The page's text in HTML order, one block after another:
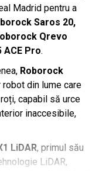
Madrid pentru a
Saros 20,
Qrevo
ACE Pro.
Roborock
din lume care
capabil să urce
inaccesibile,
LiDAR, primul său
LiDAR,